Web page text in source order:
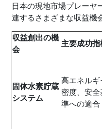
日本の現地市場プレーヤ
連するさまざまな収益機
収益創出の機
会
主要成功指
固体水素貯蔵
システム
高エネルギ
密度、安全
準への適合